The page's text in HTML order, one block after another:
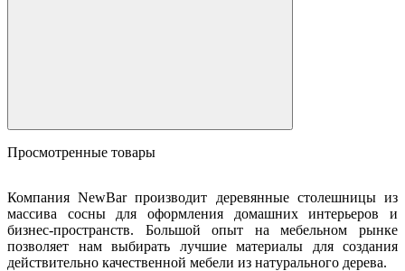
Просмотренные товары
Компания NewBar производит деревянные столешницы из
массива сосны для оформления домашних интерьеров и
бизнес-пространств. Большой опыт на мебельном рынке
позволяет нам выбирать лучшие материалы для создания
действительно качественной мебели из натурального дерева.